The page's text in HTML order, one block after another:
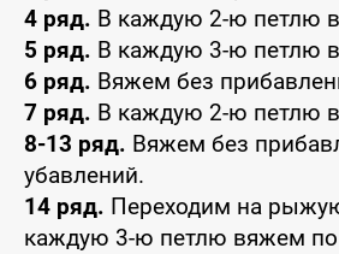
4 ряд. В каждую 2-ю петлю
5 ряд. В каждую 3-ю петлю
6 ряд. Вяжем без
7 ряд. В каждую 2-ю петлю
8-13 ряд. Вяжем без
убавлений.
14 ряд. Переходим на
каждую 3-ю петлю вяжем по